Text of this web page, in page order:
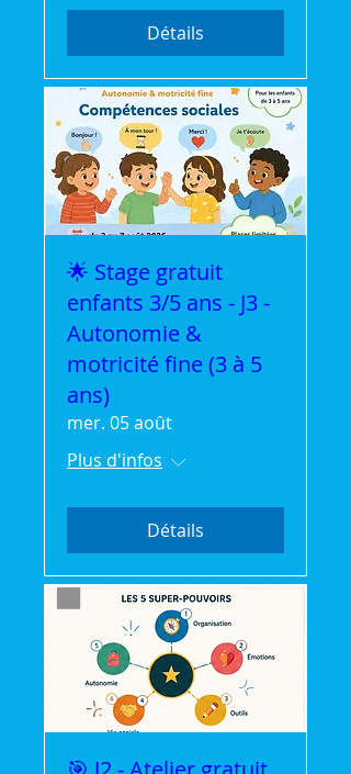
Détails
🌟 Stage gratuit
enfants 3/5 ans - J3 -
Autonomie &
motricité fine (3 à 5
ans)
mer. 05 août
Plus d'infos
Détails